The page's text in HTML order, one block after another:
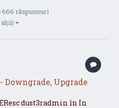
666 răspunsuri
alții)
Upgrade
dust3radmin în In